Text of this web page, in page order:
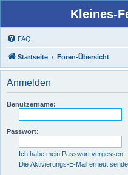
Kleines-
FAQ
Startseite Foren-Übersicht
Anmelden
Benutzername:
Passwort:
Ich habe mein Passwort vergessen
Die Aktivierungs-E-Mail erneut